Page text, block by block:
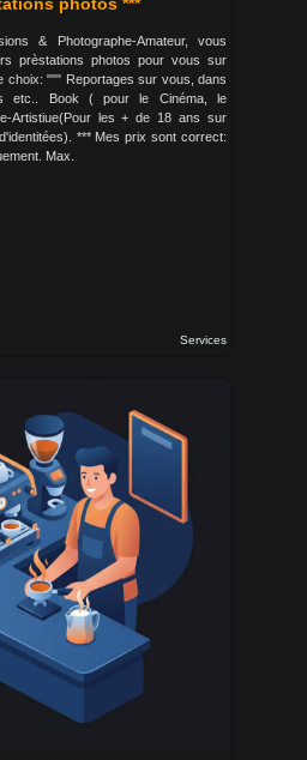
& Photographe-Amateur, vous
prèstations photos pour vous sur
choix: """ Reportages sur vous, dans
etc.. Book ( pour le Cinéma, le
Artistiue(Pour les + de 18 ans sur
*** Mes prix sont correct:
Max.
Services